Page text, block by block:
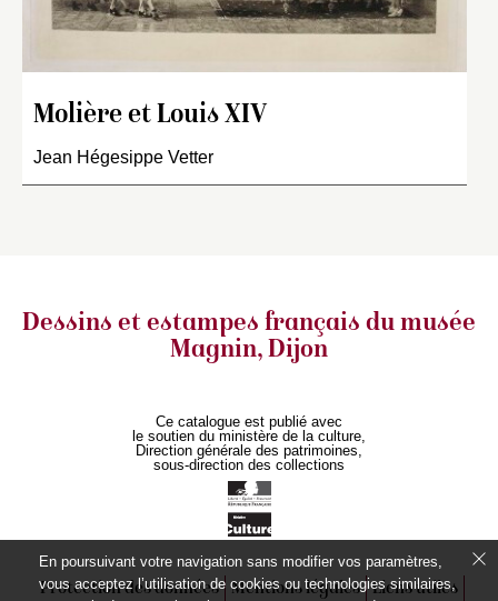
Molière et Louis XIV
Jean Hégesippe Vetter
Dessins et estampes français du musée
Magnin, Dijon
Ce catalogue est publié avec
le soutien du ministère de la culture,
Direction générale des patrimoines,
sous-direction des collections
Protection des données Mentions légales Liens utiles
En poursuivant votre navigation sans modifier vos paramètres,
vous acceptez l’utilisation de cookies ou technologies similaires,